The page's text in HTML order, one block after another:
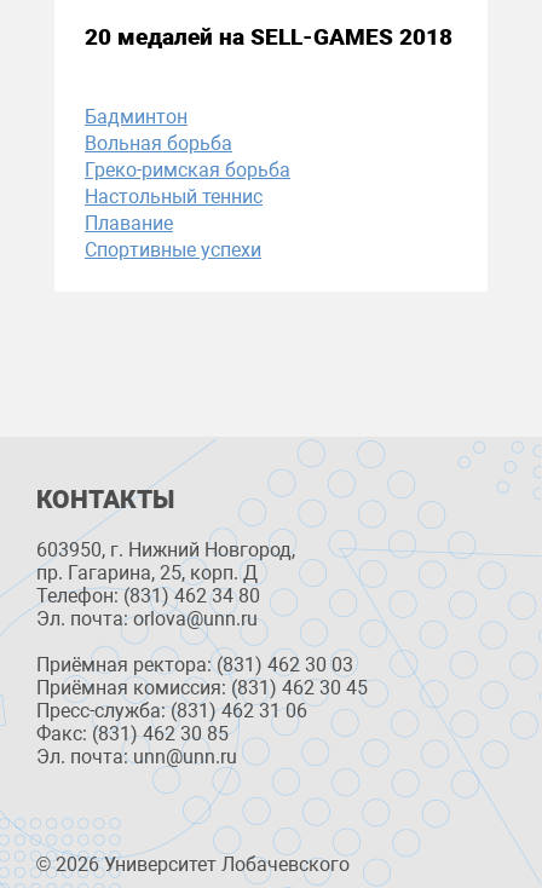
20 медалей на SELL-GAMES 2018
Бадминтон
Вольная борьба
Греко-римская борьба
Настольный теннис
Плавание
Спортивные успехи
КОНТАКТЫ
603950, г. Нижний Новгород,
пр. Гагарина, 25, корп. Д
Телефон: (831) 462 34 80
Эл. почта: orlova@unn.ru
Приёмная ректора: (831) 462 30 03
Приёмная комиссия: (831) 462 30 45
Пресс-служба: (831) 462 31 06
Факс: (831) 462 30 85
Эл. почта: unn@unn.ru
© 2026 Университет Лобачевского